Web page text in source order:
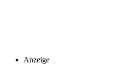
Anzeige